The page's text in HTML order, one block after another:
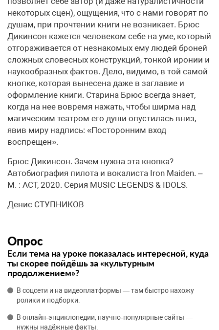
некоторых сцен), ощущения, что с нами говорят по
душам, при прочтении книги не возникает. Брюс
Дикинсон кажется человеком себе на уме, который
отгораживается от незнакомых ему людей броней
сложных словесных конструкций, тонкой иронии и
наукообразных фактов. Дело, видимо, в той самой
кнопке, которая вынесена даже в заглавие и
оформление книги. Старина Брюс всегда знает,
когда на нее вовремя нажать, чтобы ширма над
магическим театром его души опустилась вниз,
явив миру надпись: «Посторонним вход
воспрещен».
Брюс Дикинсон. Зачем нужна эта кнопка?
Автобиография пилота и вокалиста Iron Maiden. –
М. : АСТ, 2020. Серия MUSIC LEGENDS & IDOLS.
Денис СТУПНИКОВ
Опрос
Если тема на уроке показалась интересной, куда
ты скорее пойдёшь за «культурным
продолжением»?
В соцсети и на видеоплатформы — там быстро нахожу
ролики и подборки.
В онлайн‑энциклопедии, научно‑популярные сайты —
нужны надёжные факты.